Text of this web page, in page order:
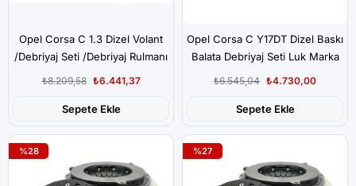
Opel Corsa C 1.3 Dizel Volant
/Debriyaj Seti /Debriyaj Rulmanı
₺6.441,37
₺8.209,58
Sepete Ekle
Opel Corsa C Y17DT Dizel Baskı
Balata Debriyaj Seti Luk Marka
₺4.730,00
₺6.545,04
Sepete Ekle
%28 %27